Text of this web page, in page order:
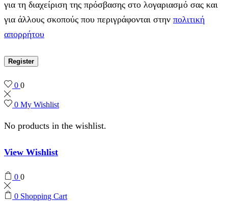
για τη διαχείριση της πρόσβασης στο λογαριασμό σας και
για άλλους σκοπούς που περιγράφονται στην πολιτική
απορρήτου
Register
0 0
0 My Wishlist
No products in the wishlist.
View Wishlist
0 0
0 Shopping Cart